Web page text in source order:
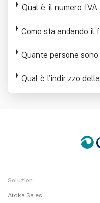
Bosio & Associati Srl
Qual è il numero IVA
osio & Associati Srl -
Come sta andando il
Studio Bosio &
Quante persone
Studio Bosio &
Qual è l'indirizzo
ociati Srl - Società
Soluzioni
Atoka Sales